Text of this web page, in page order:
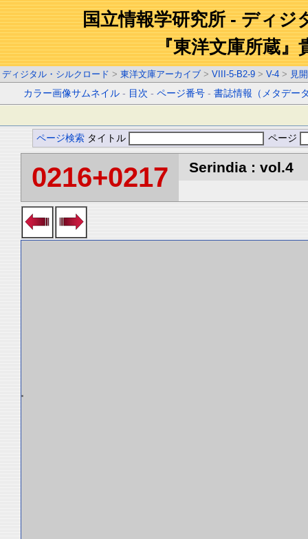
国立情報学研究所 - ディジ
『東洋文庫所蔵』
ディジタル・シルクロード > 東洋文庫アーカイブ > VIII-5-B2-9 > V-4 > 見
カラー画像サムネイル - 目次 -ページ番号 -書誌情報（メタデー
ページ検索 タイトル ページ
0216+0217 Serindia : vol.4